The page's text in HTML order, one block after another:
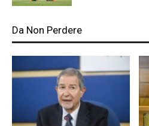
Da Non Perdere